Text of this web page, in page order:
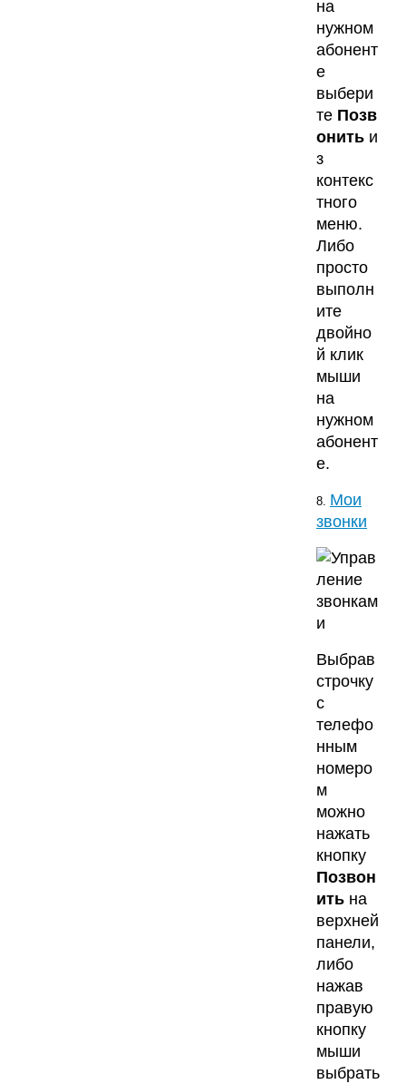
на
нужном
абонент
е
выбери
те Позв
онить и
з
контекс
тного
меню.
Либо
просто
выполн
ите
двойно
й клик
мыши
на
нужном
абонент
е.
8. Мои
звонки
Выбрав
строчку
с
телефо
нным
номеро
м
можно
нажать
кнопку
Позвон
ить на
верхней
панели,
либо
нажав
правую
кнопку
мыши
выбрать